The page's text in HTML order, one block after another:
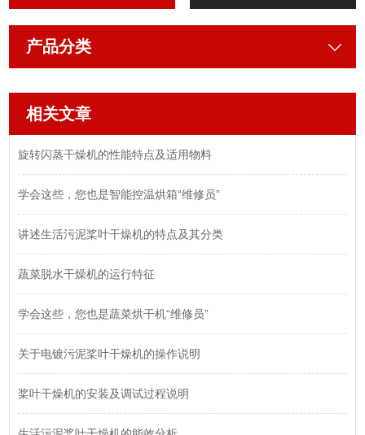
产品分类
相关文章
旋转闪蒸干燥机的性能特点及适用物料
学会这些，您也是智能控温烘箱“维修员”
讲述生活污泥桨叶干燥机的特点及其分类
蔬菜脱水干燥机的运行特征
学会这些，您也是蔬菜烘干机“维修员”
关于电镀污泥桨叶干燥机的操作说明
桨叶干燥机的安装及调试过程说明